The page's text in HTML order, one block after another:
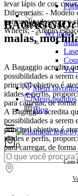
Ver todos
Ver
Meus
Meus pedidos
Blog
0
levar lápis de cor,
Diferenciais: - Modelo
personalizados com o
Wheels; - Amplo
BAGAGGIO:
malas,
A Bagaggio acredita
possibilidades a serem
principal objetivo é
idades e perfis,
para carregar, de
A Bagaggio acredita
possibilidades a serem
principal objetivo é
idades e perfis,
para carregar, de
Com